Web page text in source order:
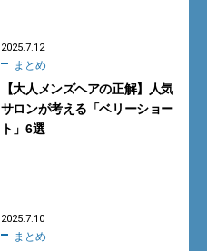
2025.7.12
まとめ
【大人メンズヘアの正解】人気
サロンが考える「ベリーショー
ト」6選
2025.7.10
まとめ